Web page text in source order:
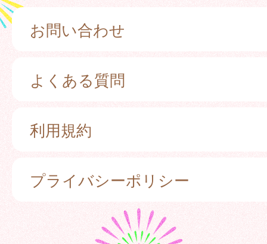
お問い合わせ
よくある質問
利用規約
プライバシーポリシー